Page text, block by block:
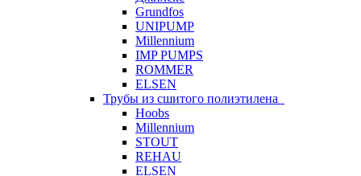
Grundfos
UNIPUMP
Millennium
IMP PUMPS
ROMMER
ELSEN
Трубы из сшитого полиэтилена
Hoobs
Millennium
STOUT
REHAU
ELSEN